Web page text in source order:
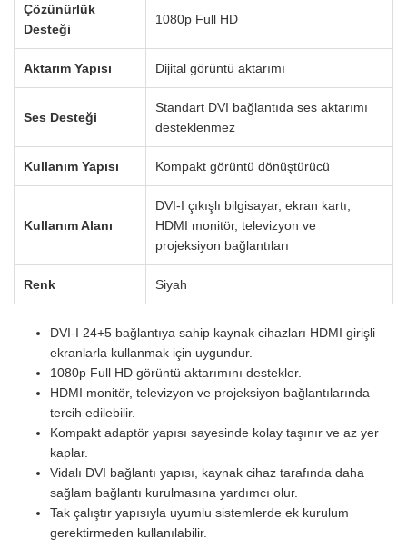
Çözünürlük
Desteği
1080p Full HD
Aktarım Yapısı Dijital görüntü aktarımı
Ses Desteği
Standart DVI bağlantıda ses aktarımı
desteklenmez
Kullanım Yapısı Kompakt görüntü dönüştürücü
Kullanım Alanı
DVI-I çıkışlı bilgisayar, ekran kartı,
HDMI monitör, televizyon ve
projeksiyon bağlantıları
Renk Siyah
DVI-I 24+5 bağlantıya sahip kaynak cihazları HDMI girişli
ekranlarla kullanmak için uygundur.
1080p Full HD görüntü aktarımını destekler.
HDMI monitör, televizyon ve projeksiyon bağlantılarında
tercih edilebilir.
Kompakt adaptör yapısı sayesinde kolay taşınır ve az yer
kaplar.
Vidalı DVI bağlantı yapısı, kaynak cihaz tarafında daha
sağlam bağlantı kurulmasına yardımcı olur.
Tak çalıştır yapısıyla uyumlu sistemlerde ek kurulum
gerektirmeden kullanılabilir.